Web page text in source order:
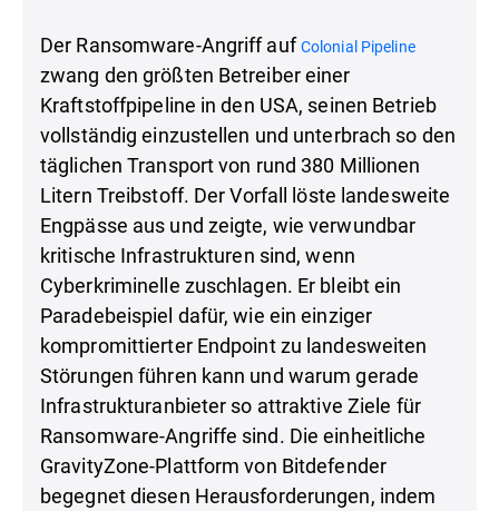
Der Ransomware-Angriff aufColonial Pipeline
zwang den größten Betreiber einer
Kraftstoffpipeline in den USA, seinen Betrieb
vollständig einzustellen und unterbrach so den
täglichen Transport von rund 380 Millionen
Litern Treibstoff. Der Vorfall löste landesweite
Engpässe aus und zeigte, wie verwundbar
kritische Infrastrukturen sind, wenn
Cyberkriminelle zuschlagen. Er bleibt ein
Paradebeispiel dafür, wie ein einziger
kompromittierter Endpoint zu landesweiten
Störungen führen kann und warum gerade
Infrastrukturanbieter so attraktive Ziele für
Ransomware-Angriffe sind. Die einheitliche
GravityZone-Plattform von Bitdefender
begegnet diesen Herausforderungen, indem